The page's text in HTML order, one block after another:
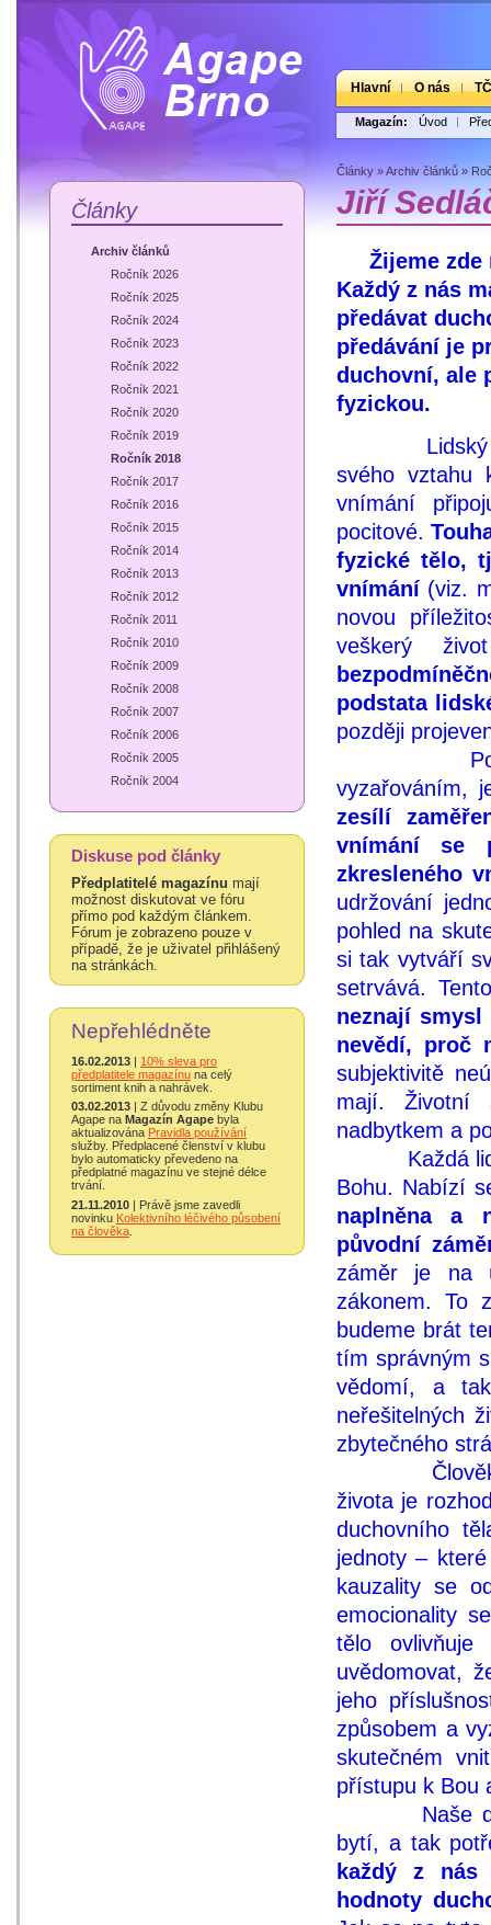
Hlavní O nás
Magazín: Úvod
Články
Archiv článků
Ročník 2026
Ročník 2025
Ročník 2024
Ročník 2023
Ročník 2022
Ročník 2021
Ročník 2020
Ročník 2019
Ročník 2018
Ročník 2017
Ročník 2016
Ročník 2015
Ročník 2014
Ročník 2013
Ročník 2012
Ročník 2011
Ročník 2010
Ročník 2009
Ročník 2008
Ročník 2007
Ročník 2006
Ročník 2005
Ročník 2004
Diskuse pod články
Předplatitelé magazínu mají
možnost diskutovat ve fóru
přímo pod každým článkem.
Fórum je zobrazeno pouze v
případě, že je uživatel přihlášený
na stránkách.
Nepřehlédněte
16.02.2013 | 10% sleva pro
předplatitele magazínu na celý
sortiment knih a nahrávek.
03.02.2013 | Z důvodu změny Klubu
Agape na Magazín Agape byla
aktualizována Pravidla používání
služby. Předplacené členství v klubu
bylo automaticky převedeno na
předplatné magazínu ve stejné délce
trvání.
21.11.2010 | Právě jsme zavedli
novinku Kolektivního léčivého působení
na člověka
Články »Archiv článků »
Jiří
Žijeme
Každý z nás
předávat
předávání je
duchovní, ale
fyzickou.
Lidský
svého vztahu
vnímání
pocitové.
fyzické tělo,
vnímání (viz.
novou
veškerý
podstata
později
Pokud
vyzařováním,
zesílí
vnímání se
zkresleného
udržování
pohled na
si tak vytváří
setrvává.
neznají
nevědí, proč
subjektivitě
mají. Životní
nadbytkem a
Každá
Bohu. Nabízí
naplněna a
původní
záměr je na
zákonem. To
budeme brát
tím správným
vědomí, a
neřešitelných
zbytečného
Člověk
života je
duchovního
jednoty –
kauzality se
emocionality
tělo
uvědomovat,
jeho
způsobem a
skutečném
přístupu k Bou
Naše
bytí, a tak
každý z nás
hodnoty